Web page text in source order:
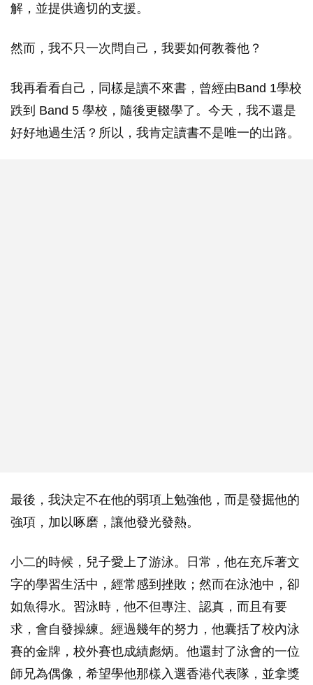
解，並提供適切的支援。
然而，我不只一次問自己，我要如何教養他？
我再看看自己，同樣是讀不來書，曾經由Band 1學校
跌到 Band 5 學校，隨後更輟學了。今天，我不還是
好好地過生活？所以，我肯定讀書不是唯一的出路。
最後，我決定不在他的弱項上勉強他，而是發掘他的
強項，加以啄磨，讓他發光發熱。
小二的時候，兒子愛上了游泳。日常，他在充斥著文
字的學習生活中，經常感到挫敗；然而在泳池中，卻
如魚得水。習泳時，他不但專注、認真，而且有要
求，會自發操練。經過幾年的努力，他囊括了校內泳
賽的金牌，校外賽也成績彪炳。他還封了泳會的一位
師兄為偶像，希望學他那樣入選香港代表隊，並拿獎